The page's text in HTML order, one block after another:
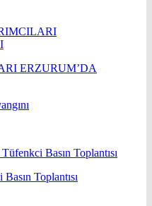
ERZURUM’DA
Toplantısı